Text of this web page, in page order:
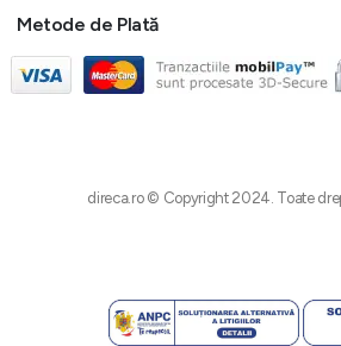
Metode de Plată
direca.ro © Copyright 2024. Toate